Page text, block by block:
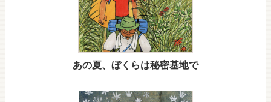
あの夏、ぼくらは秘密基地で